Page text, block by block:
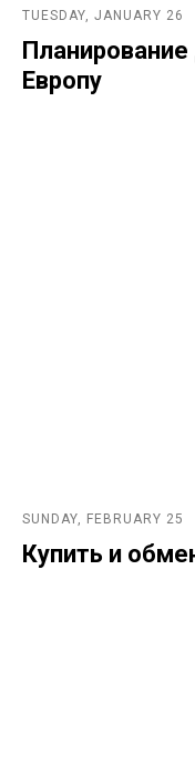
TUESDAY, JANUARY 26
Европу
SUNDAY, FEBRUARY 25
Купить и